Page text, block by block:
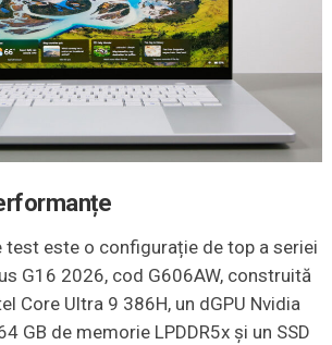
test este o configurație de top a seriei
G16 2026, cod G606AW, construită
Core Ultra 9 386H, un dGPU Nvidia
GB de memorie LPDDR5x și un SSD